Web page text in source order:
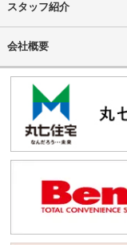
スタッフ紹介
会社概要